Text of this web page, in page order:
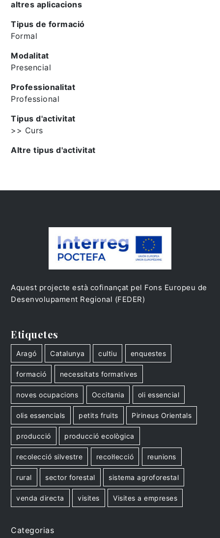
altres aplicacions
Tipus de formació
Formal
Modalitat
Presencial
Professionalitat
Professional
Tipus d'activitat
>> Curs
Altre tipus d'activitat
Aquest projecte està cofinançat pel Fons Europeu de
Desenvolupament Regional (FEDER)
Etiquetes
Aragó Catalunya cultiu enquestes
formació necessitats formatives
noves ocupacions Occitania oli essencial
olis essencials petits fruits Pirineus Orientals
producció producció ecològica
recolecció silvestre recol·lecció reunions
rural sector forestal sistema agroforestal
venda directa visites Visites a empreses
Categorias